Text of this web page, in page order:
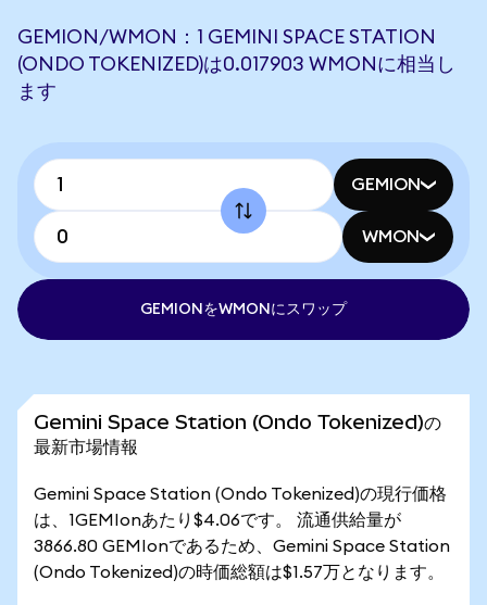
GEMION/WMON：1 GEMINI SPACE STATION
(ONDO TOKENIZED)は0.017903 WMONに相当し
ます
GEMION
WMON
GEMIONをWMONにスワップ
Gemini Space Station (Ondo Tokenized)の
最新市場情報
Gemini Space Station (Ondo Tokenized)の現行価格
は、1GEMIonあたり$4.06です。 流通供給量が
3866.80 GEMIonであるため、Gemini Space Station
(Ondo Tokenized)の時価総額は$1.57万となります。